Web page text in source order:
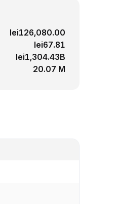
lei126,080.00
lei67.81
lei1,304.43B
20.07 M